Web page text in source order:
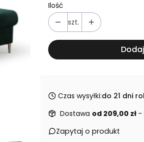
Ilość
szt.
Czas wysyłki:do 21 dni
Dostawa od 209,00 zł -
Zapytaj o produkt